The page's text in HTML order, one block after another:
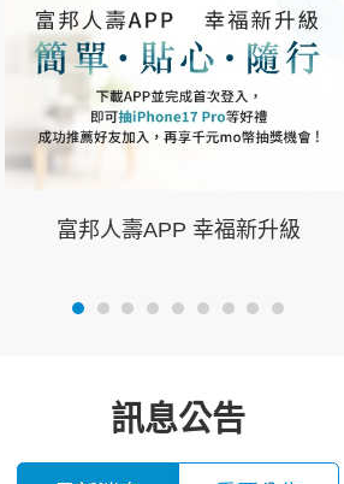
富邦人壽APP 幸福新升級
訊息公告